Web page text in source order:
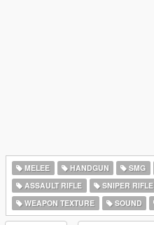
MELEE HANDGUN SMG
ASSAULT RIFLE
SNIPER RIFLE
WEAPON TEXTURE
SOUND